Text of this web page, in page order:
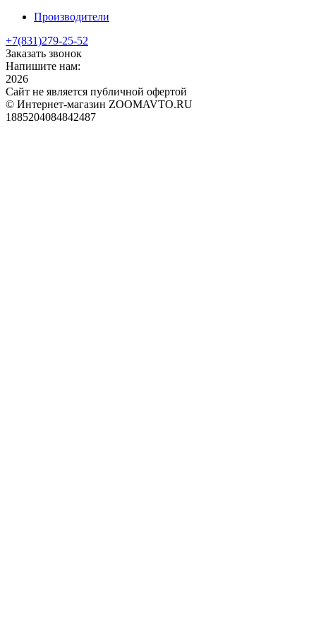
Производители
+7(831)279-25-52
Заказать звонок
Напишите нам:
2026
Сайт не является публичной офертой
© Интернет-магазин ZOOMAVTO.RU
1885204084842487